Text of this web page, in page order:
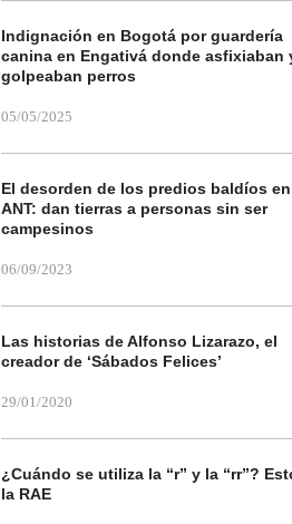
Indignación en Bogotá por guardería
canina en Engativá donde asfixiaban
golpeaban perros
05/05/2025
El desorden de los predios baldíos
ANT: dan tierras a personas sin ser
campesinos
06/09/2023
Las historias de Alfonso Lizarazo, el
creador de ‘Sábados Felices’
29/01/2020
¿Cuándo se utiliza la “r” y la “rr”?
la RAE